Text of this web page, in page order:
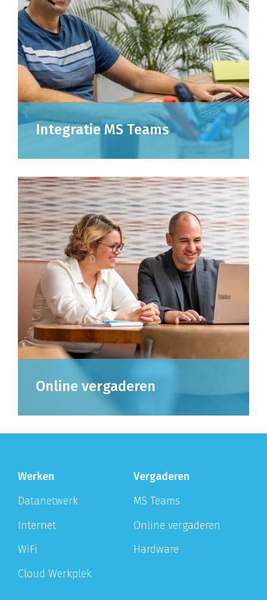
Integratie MS Teams
belangrijke tool. Bellen via Teams is een
behoorlijke uitdaging. Gelukkig kunnen wij
deze integreren in een van de meest
geavanceerde en beste
telefonieoplossingen. Wij informeren je hier
graag over.
Online vergaderen
Wij zorgen dat jij er klaar voor bent.
Werken
Datanetwerk
Internet
WiFi
Cloud Werkplek
Vergaderen
MS Teams
Online vergaderen
Hardware